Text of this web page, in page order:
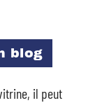
blog
il peut